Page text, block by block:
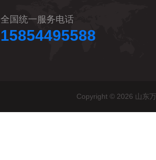
全国统一服务电话
15854495588
Copyright © 2026 山东